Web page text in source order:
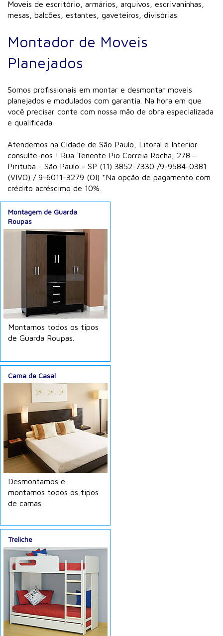
Moveis de escritório, armários, arquivos, escrivaninhas,
mesas, balcões, estantes, gaveteiros, divisórias.
Montador de Moveis
Planejados
Somos profissionais em montar e desmontar moveis
planejados e modulados com garantia. Na hora em que
você precisar conte com nossa mão de obra especializada
e qualificada.
Atendemos na Cidade de São Paulo, Litoral e Interior
consulte-nos ! Rua Tenente Pio Correia Rocha, 278 -
Pirituba - São Paulo - SP (11) 3852-7330 /9-9584-0381
(VIVO) / 9-6011-3279 (OI) *Na opção de pagamento com
crédito acréscimo de 10%.
Montagem de Guarda
Roupas
Montamos todos os tipos
de Guarda Roupas.
Cama de Casal
Desmontamos e
montamos todos os tipos
de camas.
Treliche